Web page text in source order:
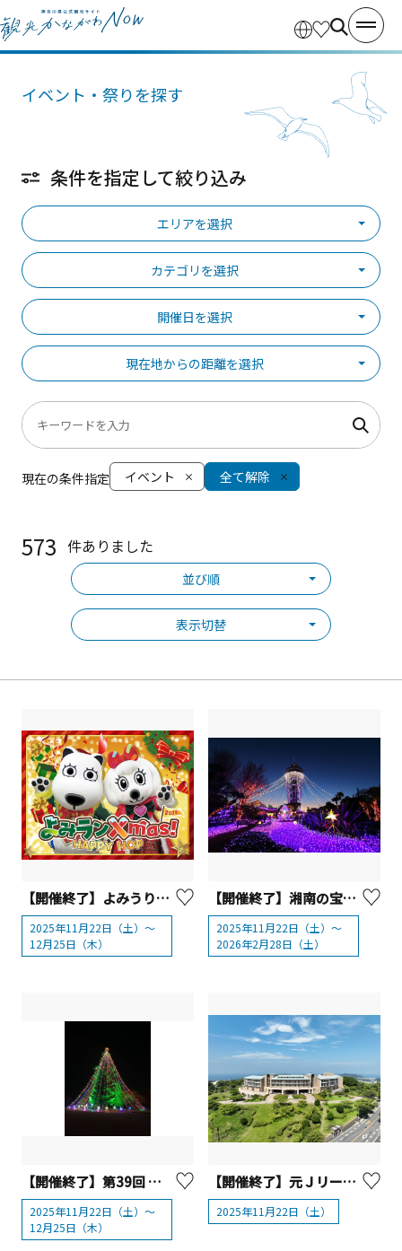
イベント・祭りを探す
条件を指定して絞り込み
エリアを選択
カテゴリを選択
開催日を選択
現在地からの距離を選択
現在の条件指定 イベント 全て解除
573 件ありました
並び順
表示切替
【開催終了】よみうりランド クリスマスイベント「よみランXmas!2025～HAPPY HOP～」
2025年11月22日（土）～
12月25日（木）
【開催終了】湘南の宝石2025-2026【藤沢市】
2025年11月22日（土）～
2026年2月28日（土）
【開催終了】第39回 宮ヶ瀬クリスマスみんなのつどい【清川村】
2025年11月22日（土）～
12月25日（木）
【開催終了】元Ｊリーガーが教えるアスリート運動遊び、食育セミナー
2025年11月22日（土）